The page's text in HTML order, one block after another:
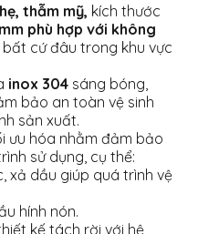
thẫm mỹ, kích thước
phù hợp với không
cứ đâu trong khu vực
inox 304 sáng bóng,
bảo an toàn vệ sinh
sản xuất.
ưu hóa nhằm đảm bảo
sử dụng, cụ thể:
xả dầu giúp quá trình vệ
hính nón.
kế tách rời với hệ